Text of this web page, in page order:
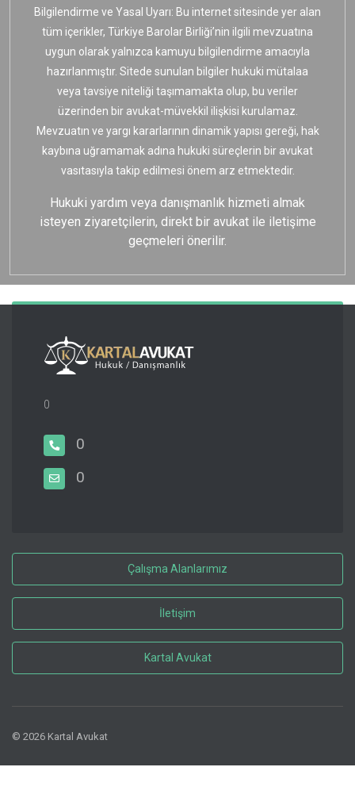
Bilgilendirme ve Yasal Uyarı: Bu internet sitesinde yer alan
tüm içerikler, Türkiye Barolar Birliği’nin ilgili mevzuatına
uygun olarak yalnızca kamuyu bilgilendirme amacıyla
hazırlanmıştır. Sitede sunulan bilgiler hukuki mütalaa
veya tavsiye niteliği taşımamakta olup, bu veriler
üzerinden bir avukat-müvekkil ilişkisi kurulamaz.
Mevzuatın ve yargı kararlarının dinamik yapısı gereği, hak
kaybına uğramamak adına hukuki süreçlerin bir avukat
vasıtasıyla takip edilmesi önem arz etmektedir.
Hukuki yardım veya danışmanlık hizmeti almak
isteyen ziyaretçilerin, direkt bir avukat ile iletişime
geçmeleri önerilir.
0
0
0
Çalışma Alanlarımız
İletişim
Kartal Avukat
© 2026 Kartal Avukat